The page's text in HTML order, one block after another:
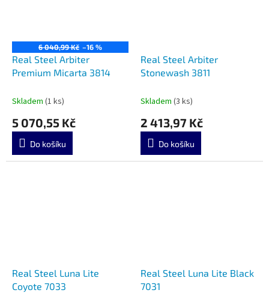
6 040,99 Kč –16 %
Real Steel Arbiter
Premium Micarta 3814
Skladem (1 ks)
5 070,55 Kč
Do košíku
Real Steel Arbiter
Stonewash 3811
Skladem (3 ks)
2 413,97 Kč
Do košíku
Real Steel Luna Lite
Coyote 7033
Real Steel Luna Lite Black
7031